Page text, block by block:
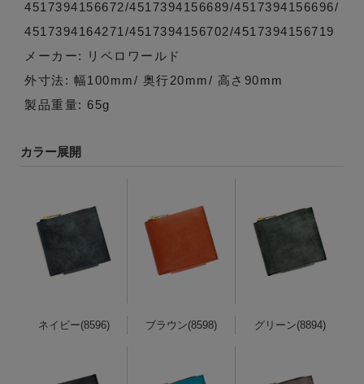
4517394156672/4517394156689/4517394156696/
4517394164271/4517394156702/4517394156719
メーカー: リベロワールド
外寸法: 幅100mm/ 奥行20mm/ 高さ90mm
製品重量: 65g
カラー展開
ネイビー(8596) ブラウン(8598) グリーン(8894)